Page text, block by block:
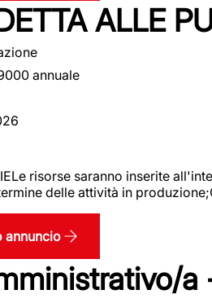
ALLE
annuale
risorse saranno inserite
delle attività in
annuncio